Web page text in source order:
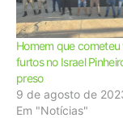
Homem que cometeu
furtos no Israel
preso
9 de agosto de
Em "Notícias"